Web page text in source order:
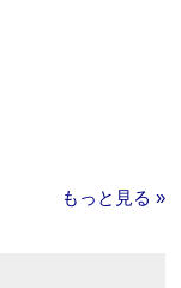
もっと見る »